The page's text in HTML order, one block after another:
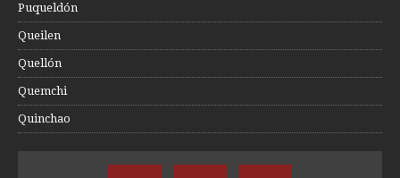
Puqueldón
Queilen
Quellón
Quemchi
Quinchao